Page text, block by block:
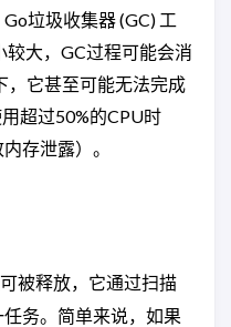
垃圾收集器 (GC) 工
大，GC过程可能会消
，它甚至可能无法完成
超过50%的CPU时
存泄露）。
被释放，它通过扫描
务。简单来说，如果